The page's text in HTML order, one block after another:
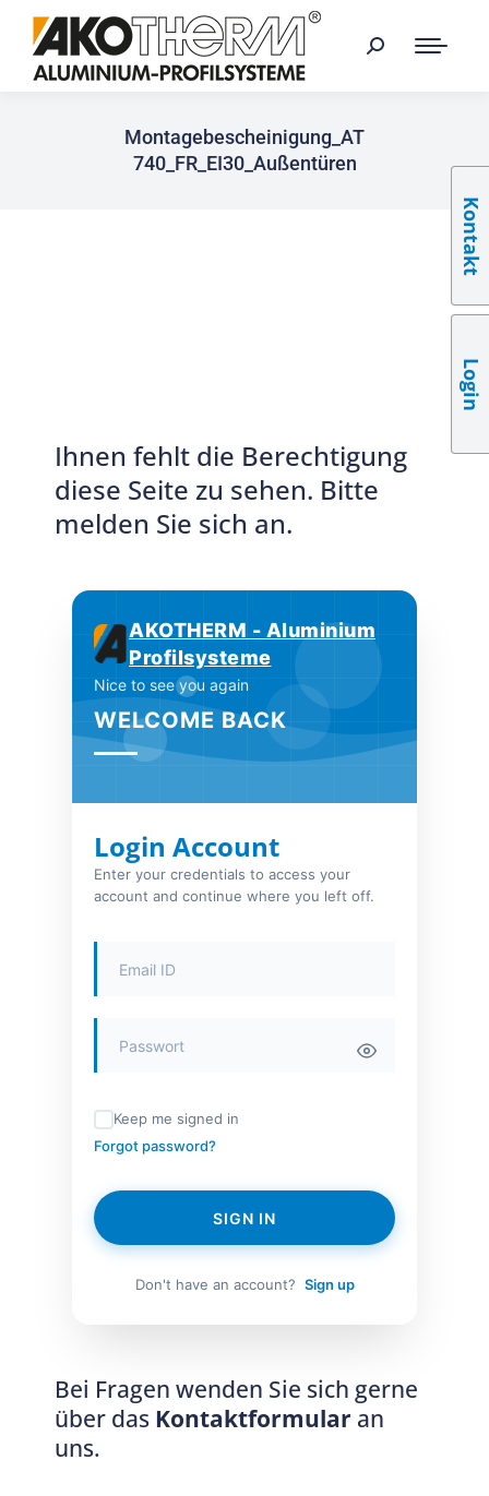
Montagebescheinigung_AT
740_FR_EI30_Außentüren
Ihnen fehlt die Berechtigung
diese Seite zu sehen. Bitte
melden Sie sich an.
AKOTHERM - Aluminium
Profilsysteme
Nice to see you again
WELCOME BACK
Login Account
Enter your credentials to access your
account and continue where you left off.
Keep me signed in
Forgot password?
SIGN IN
Don't have an account? Sign up
Bei Fragen wenden Sie sich gerne
über das Kontaktformular an
uns.
Kontakt
Login